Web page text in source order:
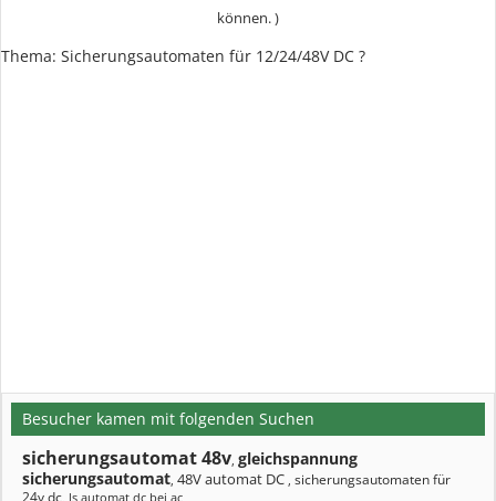
können. )
Thema: Sicherungsautomaten für 12/24/48V DC ?
Besucher kamen mit folgenden Suchen
sicherungsautomat 48v, gleichspannung
sicherungsautomat, 48V automat DC , sicherungsautomaten für
24v dc, ls automat dc bei ac